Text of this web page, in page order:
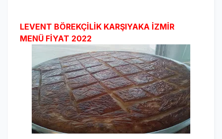
LEVENT BÖREKÇİLİK KARŞIYAKA İZMİR
MENÜ FİYAT 2022